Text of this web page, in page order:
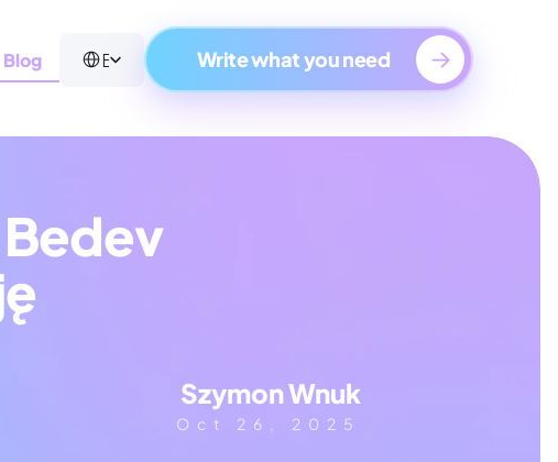
Blog
Select Language
English Write what you need
Szymon Wnuk
Oct 26, 2025